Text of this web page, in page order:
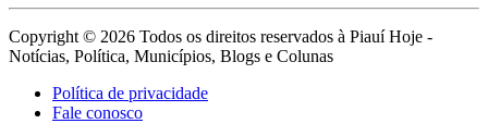
Copyright © 2026 Todos os direitos reservados à Piauí Hoje -
Notícias, Política, Municípios, Blogs e Colunas
Política de privacidade
Fale conosco